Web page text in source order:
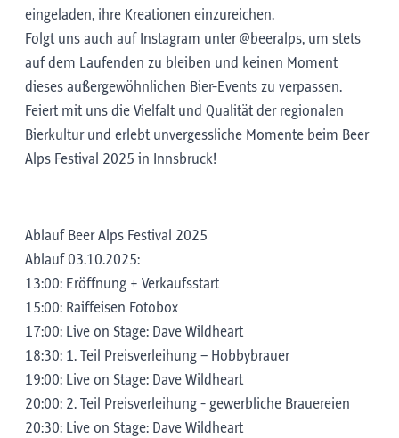
eingeladen, ihre Kreationen einzureichen.
Folgt uns auch auf Instagram unter @beeralps, um stets
auf dem Laufenden zu bleiben und keinen Moment
dieses außergewöhnlichen Bier-Events zu verpassen.
Feiert mit uns die Vielfalt und Qualität der regionalen
Bierkultur und erlebt unvergessliche Momente beim Beer
Alps Festival 2025 in Innsbruck!
Ablauf Beer Alps Festival 2025
Ablauf 03.10.2025:
13:00: Eröffnung + Verkaufsstart
15:00: Raiffeisen Fotobox
17:00: Live on Stage: Dave Wildheart
18:30: 1. Teil Preisverleihung – Hobbybrauer
19:00: Live on Stage: Dave Wildheart
20:00: 2. Teil Preisverleihung - gewerbliche Brauereien
20:30: Live on Stage: Dave Wildheart